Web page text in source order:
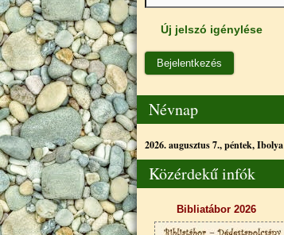
Új jelszó igénylése
Névnap
2026. augusztus 7., péntek,Ibolya
Közérdekű infók
Bibliatábor 2026